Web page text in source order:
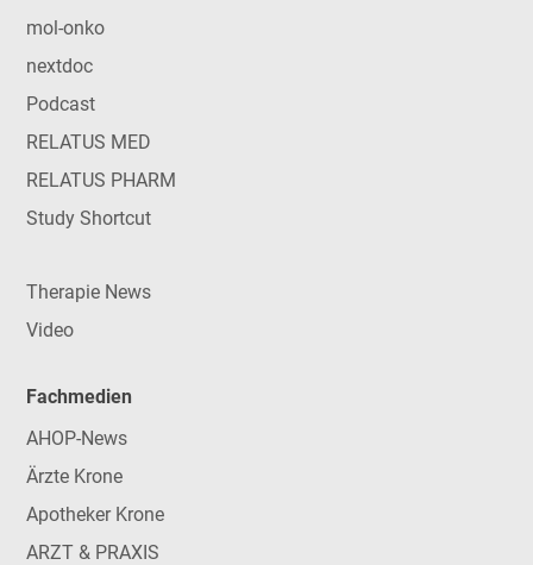
mol-onko
nextdoc
Podcast
RELATUS MED
RELATUS PHARM
Study Shortcut
Therapie News
Video
Fachmedien
AHOP-News
Ärzte Krone
Apotheker Krone
ARZT & PRAXIS